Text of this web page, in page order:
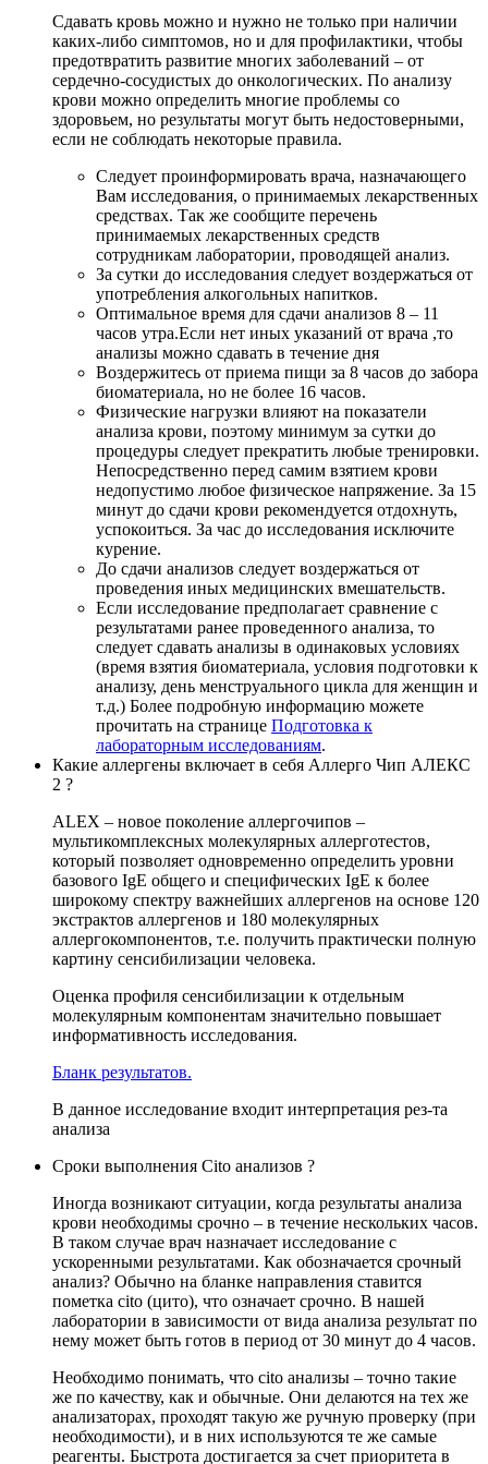
Сдавать кровь можно и нужно не только при наличии
каких-либо симптомов, но и для профилактики, чтобы
предотвратить развитие многих заболеваний – от
сердечно-сосудистых до онкологических. По анализу
крови можно определить многие проблемы со
здоровьем, но результаты могут быть недостоверными,
если не соблюдать некоторые правила.
Следует проинформировать врача, назначающего
Вам исследования, о принимаемых лекарственных
средствах. Так же сообщите перечень
принимаемых лекарственных средств
сотрудникам лаборатории, проводящей анализ.
За сутки до исследования следует воздержаться от
употребления алкогольных напитков.
Оптимальное время для сдачи анализов 8 – 11
часов утра.Если нет иных указаний от врача ,то
анализы можно сдавать в течение дня
Воздержитесь от приема пищи за 8 часов до забора
биоматериала, но не более 16 часов.
Физические нагрузки влияют на показатели
анализа крови, поэтому минимум за сутки до
процедуры следует прекратить любые тренировки.
Непосредственно перед самим взятием крови
недопустимо любое физическое напряжение. За 15
минут до сдачи крови рекомендуется отдохнуть,
успокоиться. За час до исследования исключите
курение.
До сдачи анализов следует воздержаться от
проведения иных медицинских вмешательств.
Если исследование предполагает сравнение с
результатами ранее проведенного анализа, то
следует сдавать анализы в одинаковых условиях
(время взятия биоматериала, условия подготовки к
анализу, день менструального цикла для женщин и
т.д.) Более подробную информацию можете
прочитать на странице Подготовка к
лабораторным исследованиям.
Какие аллергены включает в себя Аллерго Чип АЛЕКС
2 ?
ALEX – новое поколение аллергочипов –
мультикомплексных молекулярных аллерготестов,
который позволяет одновременно определить уровни
базового IgE общего и специфических IgE к более
широкому спектру важнейших аллергенов на основе 120
экстрактов аллергенов и 180 молекулярных
аллергокомпонентов, т.е. получить практически полную
картину сенсибилизации человека.
Оценка профиля сенсибилизации к отдельным
молекулярным компонентам значительно повышает
информативность исследования.
Бланк результатов.
В данное исследование входит интерпретация рез-та
анализа
Сроки выполнения Cito анализов ?
Иногда возникают ситуации, когда результаты анализа
крови необходимы срочно – в течение нескольких часов.
В таком случае врач назначает исследование с
ускоренными результатами. Как обозначается срочный
анализ? Обычно на бланке направления ставится
пометка cito (цито), что означает срочно. В нашей
лаборатории в зависимости от вида анализа результат по
нему может быть готов в период от 30 минут до 4 часов.
Необходимо понимать, что cito анализы – точно такие
же по качеству, как и обычные. Они делаются на тех же
анализаторах, проходят такую же ручную проверку (при
необходимости), и в них используются те же самые
реагенты. Быстрота достигается за счет приоритета в